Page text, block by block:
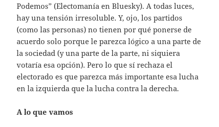
Podemos” (Electomanía en Bluesky). A todas luces,
hay una tensión irresoluble. Y, ojo, los partidos
(como las personas) no tienen por qué ponerse de
acuerdo solo porque le parezca lógico a una parte de
la sociedad (y una parte de la parte, ni siquiera
votaría esa opción). Pero lo que sí rechaza el
electorado es que parezca más importante esa lucha
en la izquierda que la lucha contra la derecha.
A lo que vamos